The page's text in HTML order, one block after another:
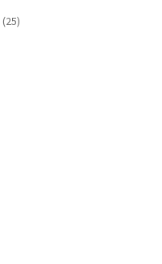
2525